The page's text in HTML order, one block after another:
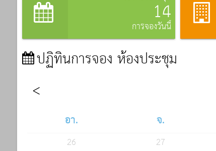
14
การจองวันนี้
ปฏิทินการจอง ห้องประชุม
อา. จ.
26 27